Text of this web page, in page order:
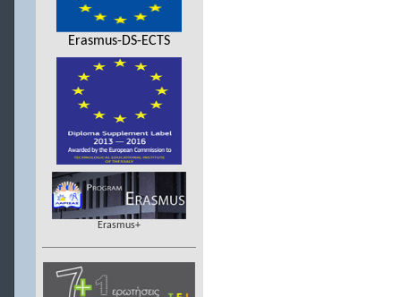
Erasmus-DS-ECTS
Erasmus+